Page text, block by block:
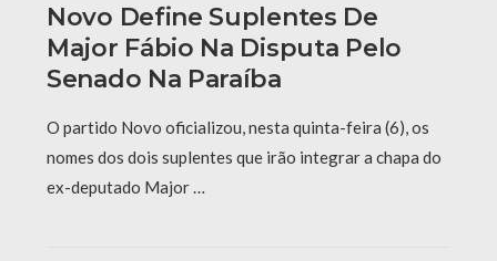
Novo Define Suplentes De
Major Fábio Na Disputa Pelo
Senado Na Paraíba
O partido Novo oficializou, nesta quinta-feira (6), os
nomes dos dois suplentes que irão integrar a chapa do
ex-deputado Major …